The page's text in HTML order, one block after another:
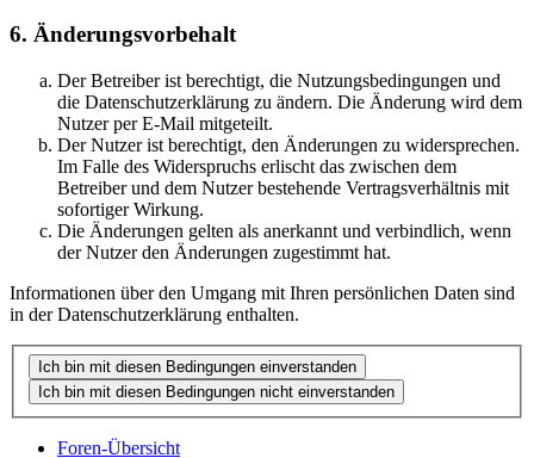
6. Änderungsvorbehalt
Der Betreiber ist berechtigt, die Nutzungsbedingungen und
die Datenschutzerklärung zu ändern. Die Änderung wird dem
Nutzer per E-Mail mitgeteilt.
Der Nutzer ist berechtigt, den Änderungen zu widersprechen.
Im Falle des Widerspruchs erlischt das zwischen dem
Betreiber und dem Nutzer bestehende Vertragsverhältnis mit
sofortiger Wirkung.
Die Änderungen gelten als anerkannt und verbindlich, wenn
der Nutzer den Änderungen zugestimmt hat.
Informationen über den Umgang mit Ihren persönlichen Daten sind
in der Datenschutzerklärung enthalten.
Foren-Übersicht